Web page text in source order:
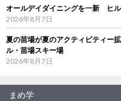
オールデイダイニングを一新 ヒ
2026年8月7日
夏の苗場が夏のアクティビティー
ル・苗場スキー場
2026年8月7日
まめ学